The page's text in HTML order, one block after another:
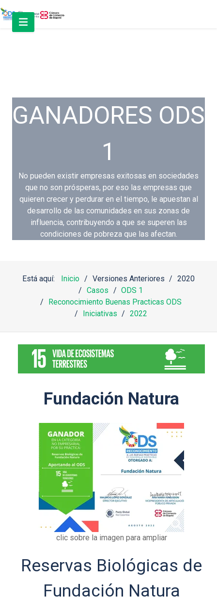
GANADORES ODS
1
No pueden existir empresas exitosas en sociedades
que no son prósperas, por eso las empresas que
quieren crecer y perdurar en el tiempo, le apuestan al
desarrollo de las comunidades en sus zonas de
influencia, contribuyendo a que se superen las
condiciones de pobreza que las afectan.
Está aquí: Inicio Versiones Anteriores
2020
Casos
ODS 1
Reconocimiento Buenas Practicas ODS
Iniciativas
2022
Fundación Natura
clic sobre la imagen para ampliar
Reservas Biológicas de
Fundación Natura